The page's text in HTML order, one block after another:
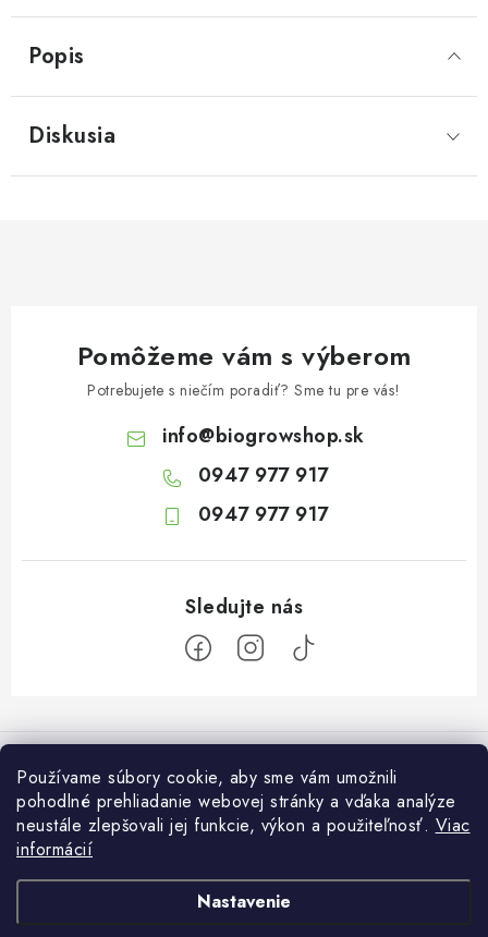
Používame súbory cookie, aby sme vám umožnili
pohodlné prehliadanie webovej stránky a vďaka analýze
neustále zlepšovali jej funkcie, výkon a použiteľnosť. Viac
informácií
Nastavenie
Popis
Diskusia
Pomôžeme vám s výberom
Potrebujete s niečím poradiť? Sme tu pre vás!
info@biogrowshop.sk
0947 977 917
0947 977 917
á
O nás
Platba a dodanie
Podmienky ochrany osobných údajov
Obchodné podmienky
Otvaracie hodiny veľkosklad
Pondelok: 7:30 – 16:00
Utorok: 7:30 – 16:00
Štvrtok: 7:30 – 16:00